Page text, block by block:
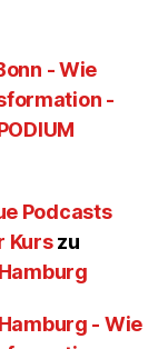
- Wie
-
Podcasts
Kurszu
- Wie